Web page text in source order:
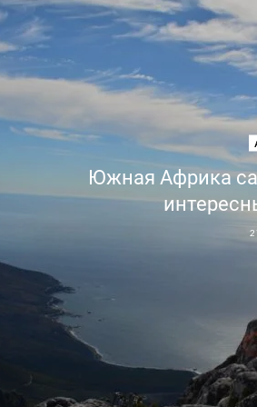
Южная Африка